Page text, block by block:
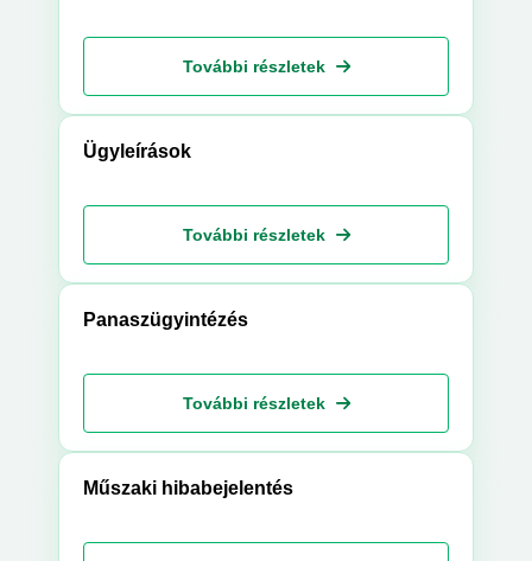
További részletek
Ügyleírások
További részletek
Panaszügyintézés
További részletek
Műszaki hibabejelentés